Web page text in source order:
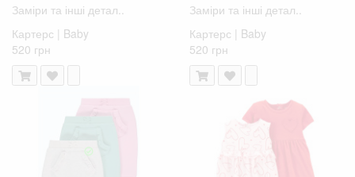
Заміри та інші детал..
Картерс | Baby
520 грн
Заміри та інші детал..
Картерс | Baby
520 грн